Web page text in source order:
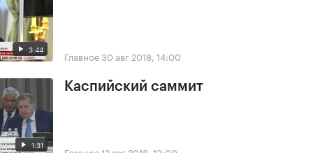
3:44 Главное30 авг 2018, 14:00
1:31
Каспийский саммит